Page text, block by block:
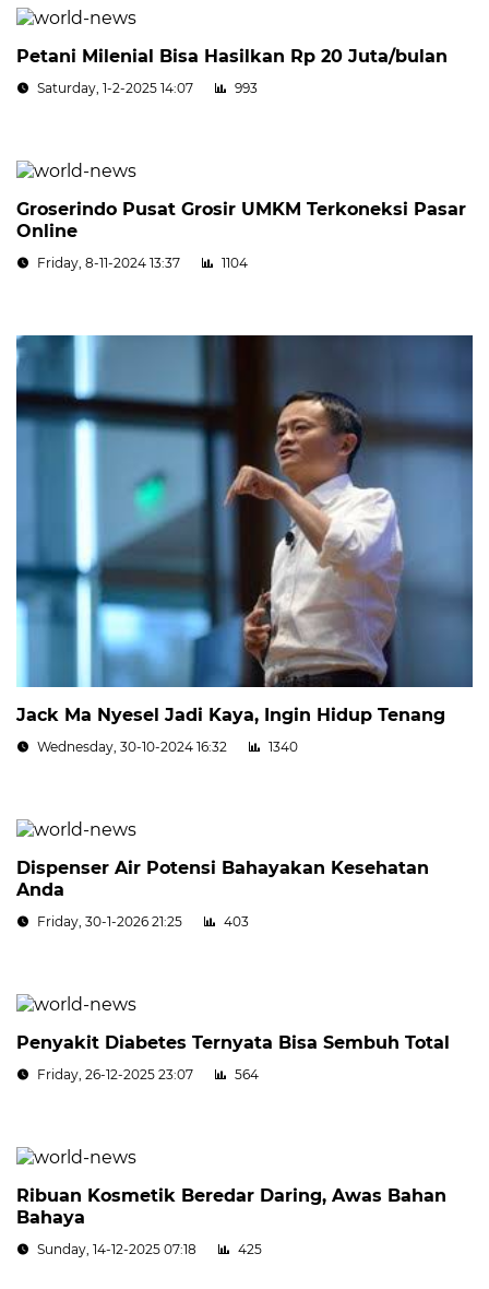
Petani Milenial Bisa Hasilkan Rp 20 Juta/bulan
Saturday, 1-2-2025 14:07 993
Groserindo Pusat Grosir UMKM Terkoneksi Pasar
Online
Friday, 8-11-2024 13:37 1104
Jack Ma Nyesel Jadi Kaya, Ingin Hidup Tenang
Wednesday, 30-10-2024 16:32 1340
Dispenser Air Potensi Bahayakan Kesehatan
Anda
Friday, 30-1-2026 21:25 403
Penyakit Diabetes Ternyata Bisa Sembuh Total
Friday, 26-12-2025 23:07 564
Ribuan Kosmetik Beredar Daring, Awas Bahan
Bahaya
Sunday, 14-12-2025 07:18 425